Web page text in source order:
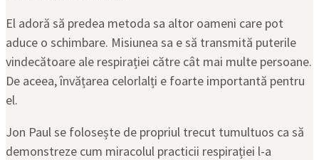
El adoră să predea metoda sa altor oameni care pot
aduce o schimbare. Misiunea sa e să transmită puterile
vindecătoare ale respirației către cât mai multe persoane.
De aceea, învățarea celorlalți e foarte importantă pentru
el.
Jon Paul se folosește de propriul trecut tumultuos ca să
demonstreze cum miracolul practicii respirației l-a